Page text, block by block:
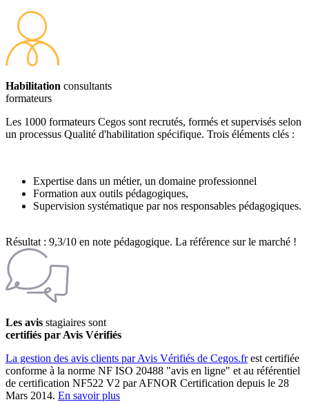
Habilitation consultants
formateurs
Les 1000 formateurs Cegos sont recrutés, formés et supervisés selon
un processus Qualité d'habilitation spécifique. Trois éléments clés :
Expertise dans un métier, un domaine professionnel
Formation aux outils pédagogiques,
Supervision systématique par nos responsables pédagogiques.
Résultat : 9,3/10 en note pédagogique. La référence sur le marché !
Les avis stagiaires sont
certifiés par Avis Vérifiés
La gestion des avis clients par Avis Vérifiés de Cegos.frest certifiée
conforme à la norme NF ISO 20488 "avis en ligne" et au référentiel
de certification NF522 V2 par AFNOR Certification depuis le 28
Mars 2014. En savoir plus